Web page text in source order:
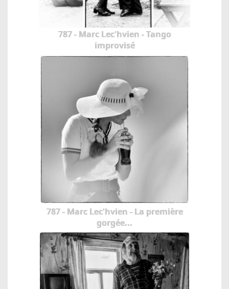
787 - Marc Lec'hvien - Tango
improvisé
787 - Marc Lec'hvien - La première
gorgée...